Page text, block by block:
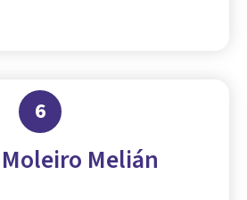
6
Melián